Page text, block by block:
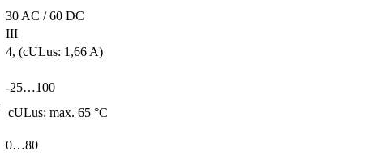
30 AC / 60 DC
III
4, (cULus: 1,66 A)
-25…100
cULus: max. 65 °C
0…80